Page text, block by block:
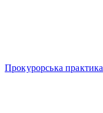
Прокурорська практика